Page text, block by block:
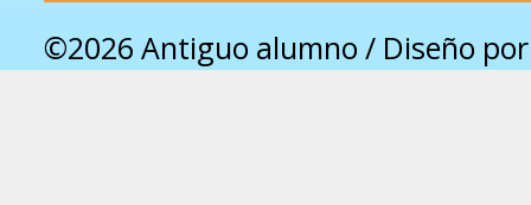
©2026 Antiguo alumno / Diseño